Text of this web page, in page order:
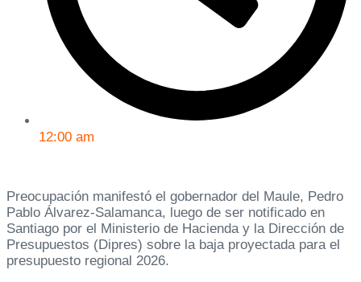
12:00 am
Preocupación manifestó el gobernador del Maule, Pedro
Pablo Álvarez-Salamanca, luego de ser notificado en
Santiago por el Ministerio de Hacienda y la Dirección de
Presupuestos (Dipres) sobre la baja proyectada para el
presupuesto regional 2026.